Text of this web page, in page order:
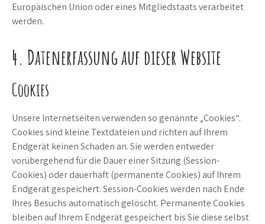
Europäischen Union oder eines Mitgliedstaats verarbeitet
werden.
4. Datenerfassung auf dieser Website
Cookies
Unsere Internetseiten verwenden so genannte „Cookies“.
Cookies sind kleine Textdateien und richten auf Ihrem
Endgerät keinen Schaden an. Sie werden entweder
vorübergehend für die Dauer einer Sitzung (Session-
Cookies) oder dauerhaft (permanente Cookies) auf Ihrem
Endgerät gespeichert. Session-Cookies werden nach Ende
Ihres Besuchs automatisch gelöscht. Permanente Cookies
bleiben auf Ihrem Endgerät gespeichert bis Sie diese selbst